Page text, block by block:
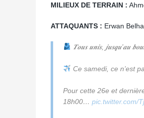
MILIEUX DE TERRAIN :
ATTAQUANTS : Erwan
𝑻𝒐𝒖𝒔 𝒖𝒏𝒊𝒔, 𝒋𝒖𝒔𝒒𝒖’𝒂𝒖
Ce samedi, ce n’est
Pour cette 26e et
18h00… pic.twitter.com/